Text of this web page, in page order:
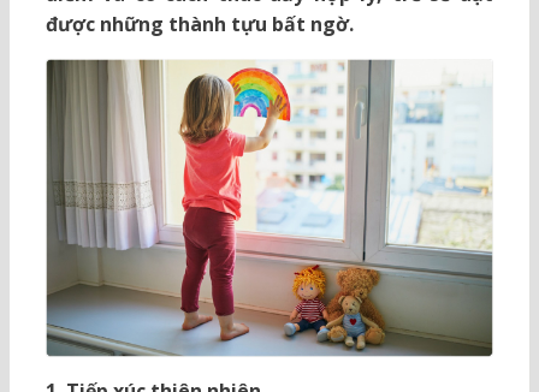
được những thành tựu bất ngờ.